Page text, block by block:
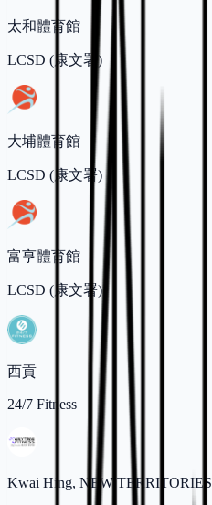
太和體育館
LCSD (康文署)
大埔體育館
LCSD (康文署)
富亨體育館
LCSD (康文署)
西貢
24/7 Fitness
Kwai Hing, NEW TERRITORIES